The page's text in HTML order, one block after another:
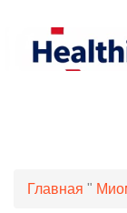
Главная "